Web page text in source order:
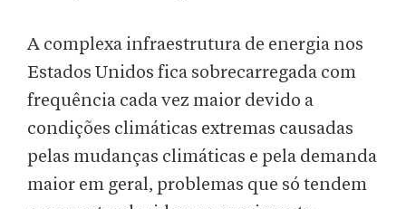
A complexa infraestrutura de energia nos
Estados Unidos fica sobrecarregada com
frequência cada vez maior devido a
condições climáticas extremas causadas
pelas mudanças climáticas e pela demanda
maior em geral, problemas que só tendem